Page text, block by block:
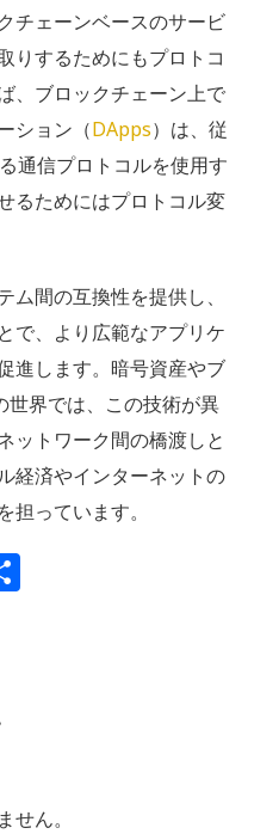
チェーンベースのサービ
りするためにもプロトコ
、ブロックチェーン上で
ション（DApps）は、従
通信プロトコルを使用す
るためにはプロトコル変
ム間の互換性を提供し、
で、より広範なアプリケ
進します。暗号資産やブ
世界では、この技術が異
ットワーク間の橋渡しと
経済やインターネットの
っています。
ん。